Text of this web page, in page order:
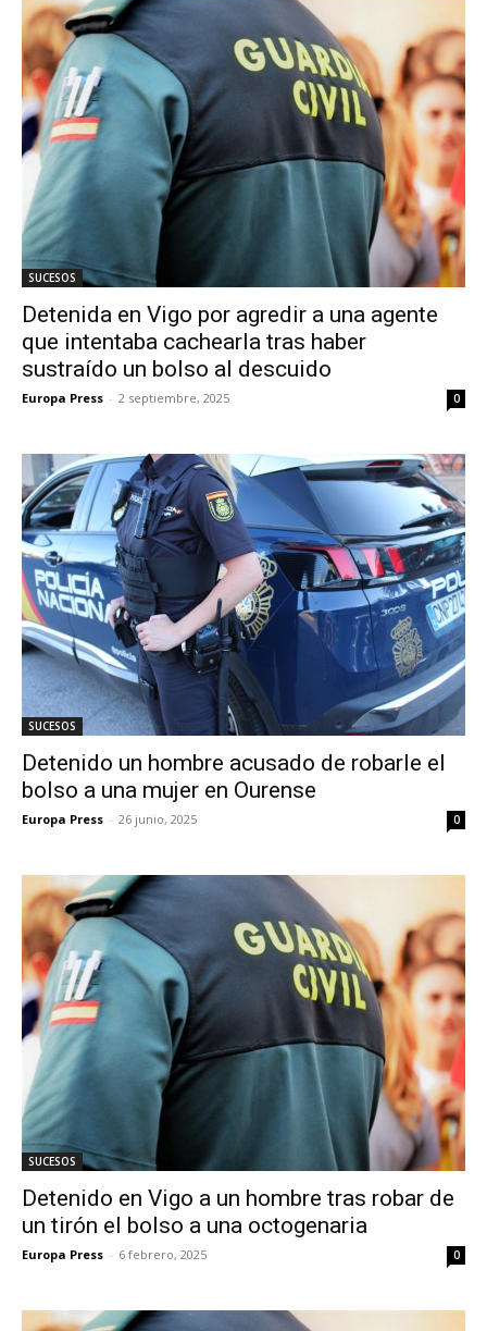
SUCESOS
Detenida en Vigo por agredir a una agente
que intentaba cachearla tras haber
sustraído un bolso al descuido
Europa Press - 2 septiembre, 2025 0
SUCESOS
Detenido un hombre acusado de robarle el
bolso a una mujer en Ourense
Europa Press - 26 junio, 2025 0
SUCESOS
Detenido en Vigo a un hombre tras robar de
un tirón el bolso a una octogenaria
Europa Press - 6 febrero, 2025 0